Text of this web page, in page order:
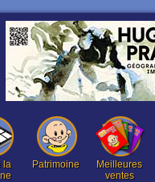
la
Patrimoine
Meilleures
ventes